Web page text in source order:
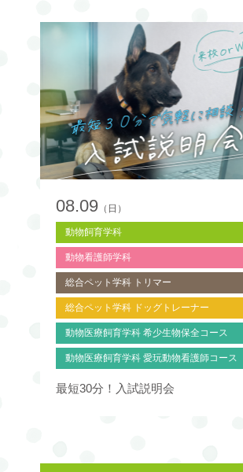
08.09（日）
動物飼育学科
動物看護師学科
総合ペット学科 トリマー
総合ペット学科 ドッグトレーナー
動物医療飼育学科 希少生物保全コース
動物医療飼育学科 愛玩動物看護師コース
最短30分！入試説明会